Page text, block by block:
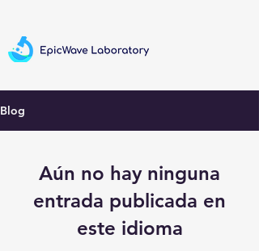
Blog
Aún no hay ninguna
entrada publicada en
este idioma